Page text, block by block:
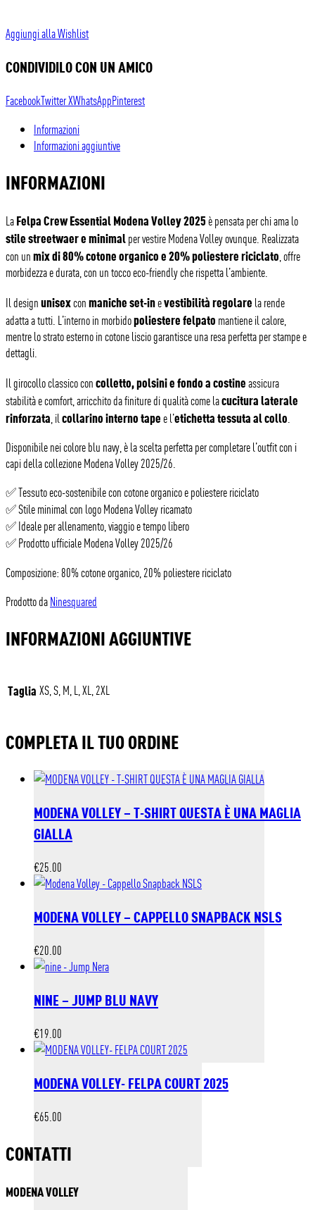
Aggiungi alla Wishlist
CONDIVIDILO CON UN AMICO
FacebookTwitter XWhatsAppPinterest
Informazioni
Informazioni aggiuntive
INFORMAZIONI
LaFelpa Crew Essential Modena Volley 2025è pensata per chi ama lo
stile streetwaer e minimal per vestire Modena Volley ovunque. Realizzata
con unmix di 80% cotone organico e 20% poliestere riciclato , offre
morbidezza e durata, con un tocco eco-friendly che rispetta l’ambiente.
Il designunisexconmaniche set-inevestibilità regolare la rende
adatta a tutti. L’interno in morbidopoliestere felpato mantiene il calore,
mentre lo strato esterno in cotone liscio garantisce una resa perfetta per stampe e
dettagli.
Il girocollo classico concolletto, polsini e fondo a costineassicura
stabilità e comfort, arricchito da finiture di qualità come lacucitura laterale
rinforzata , ilcollarino interno tapee l’etichetta tessuta al collo
Disponibile nei colore blu navy, è la scelta perfetta per completare l’outfit con i
capi della collezione Modena Volley 2025/26.
✅ Tessuto eco-sostenibile con cotone organico e poliestere riciclato
✅ Stile minimal con logo Modena Volley ricamato
✅ Ideale per allenamento, viaggio e tempo libero
✅ Prodotto ufficiale Modena Volley 2025/26
Composizione: 80% cotone organico, 20% poliestere riciclato
Prodotto daNinesquared
INFORMAZIONI AGGIUNTIVE
Taglia XS, S, M, L, XL, 2XL
COMPLETA IL TUO ORDINE
MODENA VOLLEY – T-SHIRT QUESTA È UNA MAGLIA
GIALLA
€25.00
MODENA VOLLEY – CAPPELLO SNAPBACK NSLS
€20.00
NINE – JUMP BLU NAVY
€19.00
MODENA VOLLEY- FELPA COURT 2025
€65.00
CONTATTI
MODENA VOLLEY